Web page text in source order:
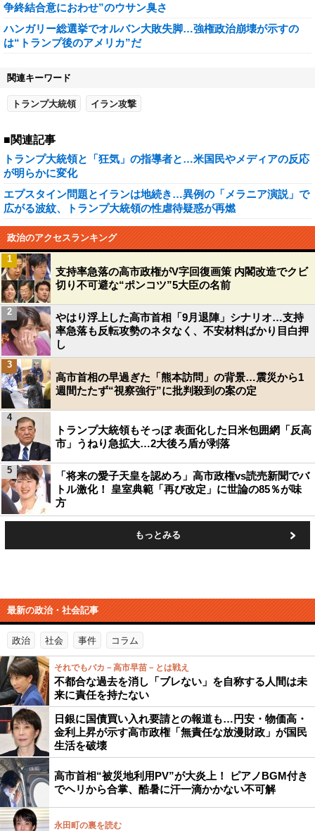
争終結合意におわせ”のウサン臭さ
ハンガリー総選挙でオルバン大敗失脚…強権政治崩壊が示すの
は“トランプ後のアメリカ”だ
関連キーワード
トランプ大統領 イラン攻撃
■関連記事
トランプ大統領と「狂気」の指導者と…米国民やメディアの反応
が明らかに変化
エプスタイン問題とイランは地続き…異例の「メラニア演説」で
広がる波紋、トランプ大統領の性虐待疑惑が再燃
政治のアクセスランキング
支持率急落の高市政権がV字回復画策 内閣改造でクビ
切り不可避な“ポンコツ”5大臣の名前
1
やはり浮上した高市首相「9月退陣」シナリオ…支持
率急落も反転攻勢のネタなく、不安材料ばかり目白押
し
2
高市首相の早過ぎた「熊本訪問」の背景…震災から1
週間たたず“視察強行”に批判殺到の案の定
3
トランプ大統領もそっぽ 表面化した日米包囲網「反高
市」うねり急拡大…2大後ろ盾が剥落
4
「将来の愛子天皇を認めろ」高市政権vs読売新聞でバ
トル激化！ 皇室典範「再び改定」に世論の85％が味
方
5
もっとみる
最新の政治・社会記事
政治 社会 事件 コラム
それでもバカ－高市早苗－とは戦え
不都合な過去を消し「ブレない」を自称する人間は未
来に責任を持たない
日銀に国債買い入れ要請との報道も…円安・物価高・
金利上昇が示す高市政権「無責任な放漫財政」が国民
生活を破壊
高市首相“被災地利用PV”が大炎上！ ピアノBGM付き
でヘリから合掌、酷暑に汗一滴かかない不可解
永田町の裏を読む